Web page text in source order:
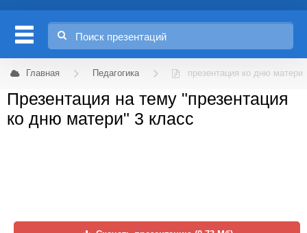
Главная Педагогика презентация ко дню матери
Презентация на тему "презентация
ко дню матери" 3 класс